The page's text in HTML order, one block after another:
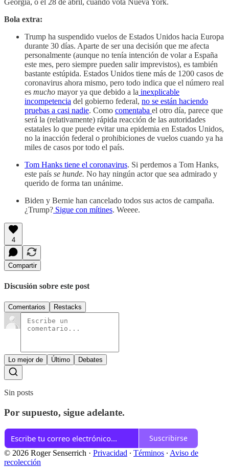
Bola extra:
Trump ha suspendido vuelos de Estados Unidos hacia Europa
durante 30 días. Aparte de ser una decisión que me afecta
personalmente (aunque no tenía intención de volar a España
este mes, pero siempre pueden salir imprevistos), es también
bastante estúpida. Estados Unidos tiene más de 1200 casos de
coronavirus ahora mismo, pero todo indica que el número real
es mucho mayor ya que debido a la inexplicable
incompetencia del gobierno federal, no se están haciendo
pruebas a casi nadie. Como comentaba el otro día, parece que
será la (relativamente) rápida reacción de las autoridades
estatales lo que puede evitar una epidemia en Estados Unidos,
no la inacción federal o prohibiciones de vuelos cuando ya ha
miles de casos por todo el país.
Tom Hanks tiene el coronavirus. Si perdemos a Tom Hanks,
este país se hunde. No hay ningún actor que sea admirado y
querido de forma tan unánime.
Biden y Bernie han cancelado todos sus actos de campaña.
¿Trump? Sigue con mítines. Weeee.
4
Compartir
Discusión sobre este post
Comentarios Restacks
Lo mejor de Último Debates
Sin posts
Por supuesto, sigue adelante.
Suscribirse
© 2026 Roger Senserrich · Privacidad ∙ Términos ∙ Aviso de
recolección